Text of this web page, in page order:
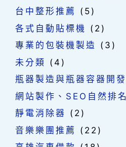
台中整形推薦
(5)
各式自動貼標機
(2)
專業的包裝機製造
(3)
未分類 (4)
瓶器製造與瓶器容器開發
網站製作、SEO自然排名
靜電消除器 (2)
音樂樂團推薦
(22)